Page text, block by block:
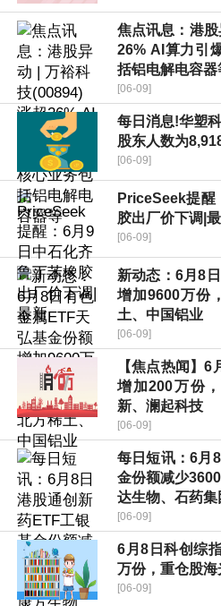
焦点讯息：港
26% AI算力引
括铝电解电容器
[06-09]
每日消息!华塑
股东人数为
[06-09]
PriceSeek提醒
胶出厂价下调|
[06-09]
新动态：6月8
增加9600万份
土、中国铝业
[06-09]
【焦点热闻】
增加200万份
新、澜起科技
[06-09]
每日短讯：6月
金份额减少
达生物、石药集
[06-09]
6月8日科创综
万份，重仓股
[06-09]